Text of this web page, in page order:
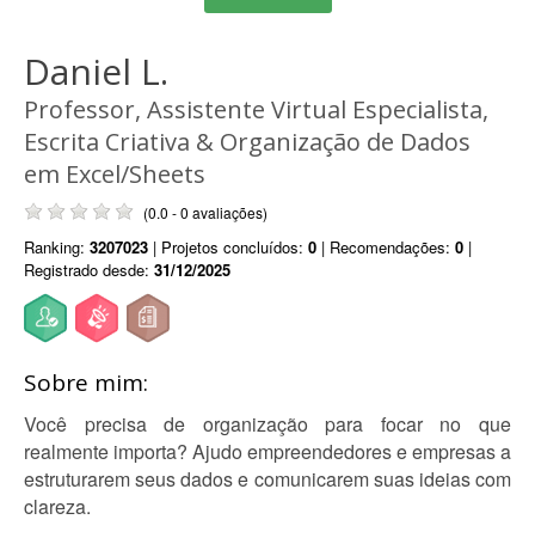
Daniel L.
Professor, Assistente Virtual Especialista,
Escrita Criativa & Organização de Dados
em Excel/Sheets
(0.0 - 0 avaliações)
Ranking: 3207023 | Projetos concluídos: 0 | Recomendações: 0 |
Registrado desde: 31/12/2025
Sobre mim:
Você precisa de organização para focar no que
realmente importa? Ajudo empreendedores e empresas a
estruturarem seus dados e comunicarem suas ideias com
clareza.